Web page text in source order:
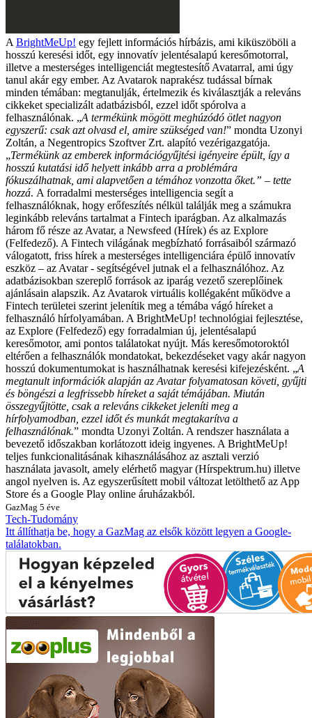
A BrightMeUp! egy fejlett információs hírbázis, ami kiküszöböli a
hosszú keresési időt, egy innovatív jelentésalapú keresőmotorral,
illetve a mesterséges intelligenciát megtestesítő Avatarral, ami úgy
tanul akár egy ember. Az Avatarok naprakész tudással bírnak
minden témában: megtanulják, értelmezik és kiválasztják a releváns
cikkeket specializált adatbázisból, ezzel időt spórolva a
felhasználónak. „A termékünk mögött meghúzódó ötlet nagyon
egyszerű: csak azt olvasd el, amire szükséged van!” mondta Uzonyi
Zoltán, a Negentropics Szoftver Zrt. alapító vezérigazgatója.
„Termékünk az emberek információgyűjtési igényeire épült, így a
hosszú kutatási idő helyett inkább arra a problémára
fókuszálhatnak, ami alapvetően a témához vonzotta őket.” – tette
hozzá. A forradalmi mesterséges intelligencia segít a
felhasználóknak, hogy erőfeszítés nélkül találják meg a számukra
leginkább releváns tartalmat a Fintech iparágban. Az alkalmazás
három fő része az Avatar, a Newsfeed (Hírek) és az Explore
(Felfedező). A Fintech világának megbízható forrásaiból származó
válogatott, friss hírek a mesterséges intelligenciára épülő innovatív
eszköz – az Avatar - segítségével jutnak el a felhasználóhoz. Az
adatbázisokban szereplő források az iparág vezető szereplőinek
ajánlásain alapszik. Az Avatarok virtuális kollégaként működve a
Fintech területei szerint jelenítik meg a témába vágó híreket a
felhasználó hírfolyamában. A BrightMeUp! technológiai fejlesztése,
az Explore (Felfedező) egy forradalmian új, jelentésalapú
keresőmotor, ami pontos találatokat nyújt. Más keresőmotoroktól
eltérően a felhasználók mondatokat, bekezdéseket vagy akár nagyon
hosszú dokumentumokat is használhatnak keresési kifejezésként. „A
megtanult információk alapján az Avatar folyamatosan követi, gyűjti
és böngészi a legfrissebb híreket a saját témájában. Miután
összegyűjtötte, csak a releváns cikkeket jeleníti meg a
hírfolyamodban, ezzel időt és munkát megtakarítva a
felhasználónak.” mondta Uzonyi Zoltán. A rendszer használata a
bevezető időszakban korlátozott ideig ingyenes. A BrightMeUp!
teljes funkcionalitásának kihasználásához az asztali verzió
használata javasolt, amely elérhető magyar (Hírspektrum.hu) illetve
angol nyelven is. Az egyszerűsített mobil változat letölthető az App
Store és a Google Play online áruházakból.
GazMag 5 éve
Tech-Tudomány
Itt állíthatja be, hogy a GazMag az elsők között legyen a Google-
találatokban.